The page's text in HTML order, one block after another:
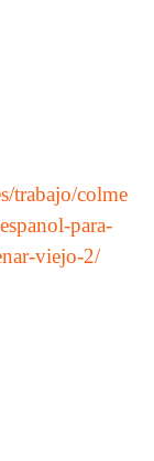
trabajo/colme
para-
viejo-2/